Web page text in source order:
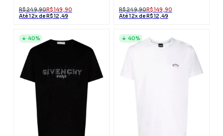
R$ 249,90R$ 149,90
Até 12x de R$ 12,49
R$ 249,90R$ 149,90
Até 12x de R$ 12,49
40% 40%